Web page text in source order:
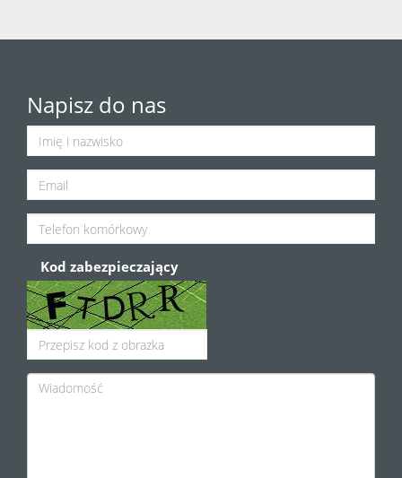
Napisz do nas
Kod zabezpieczający